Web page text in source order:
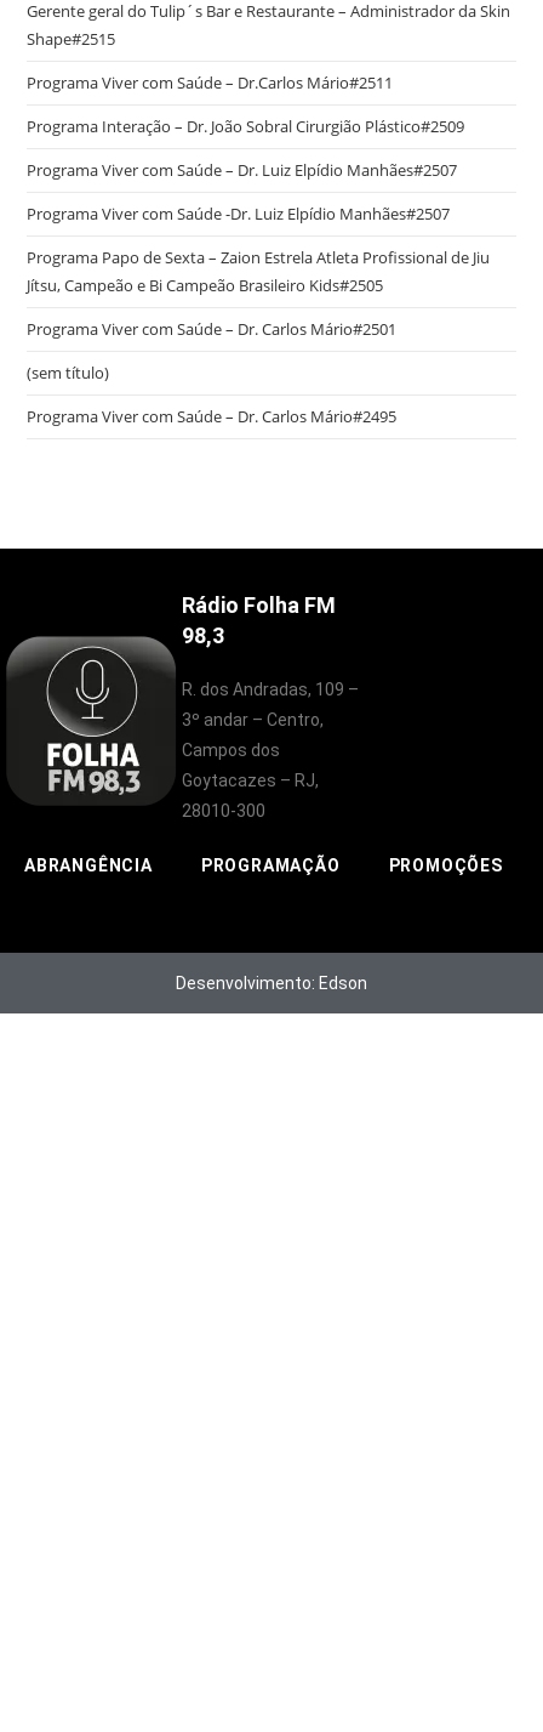
Gerente geral do Tulip´s Bar e Restaurante – Administrador da Skin
Shape#2515
Programa Viver com Saúde – Dr.Carlos Mário#2511
Programa Interação – Dr. João Sobral Cirurgião Plástico#2509
Programa Viver com Saúde – Dr. Luiz Elpídio Manhães#2507
Programa Viver com Saúde -Dr. Luiz Elpídio Manhães#2507
Programa Papo de Sexta – Zaion Estrela Atleta Profissional de Jiu
Jítsu, Campeão e Bi Campeão Brasileiro Kids#2505
Programa Viver com Saúde – Dr. Carlos Mário#2501
(sem título)
Programa Viver com Saúde – Dr. Carlos Mário#2495
Rádio Folha FM
98,3
R. dos Andradas, 109 –
3º andar – Centro,
Campos dos
Goytacazes – RJ,
28010-300
ABRANGÊNCIA PROGRAMAÇÃO PROMOÇÕES
Desenvolvimento: Edson